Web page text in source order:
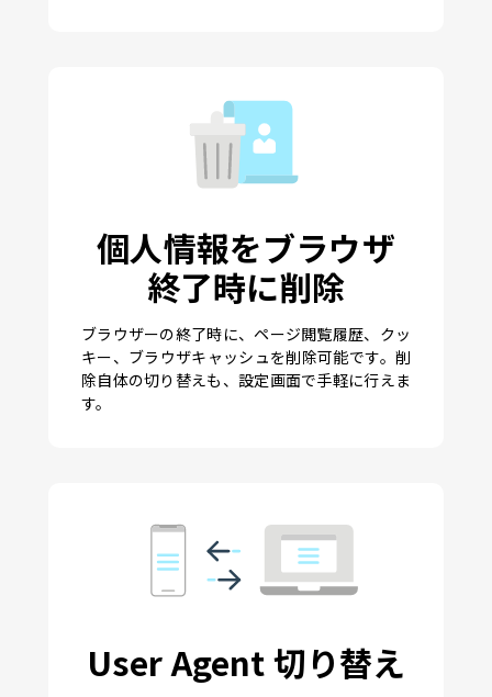
個人情報をブラウザ
終了時に削除
ブラウザーの終了時に、ページ閲覧履歴、クッ
キー、ブラウザキャッシュを削除可能です。削
除自体の切り替えも、設定画面で手軽に行えま
す。
User Agent 切り替え